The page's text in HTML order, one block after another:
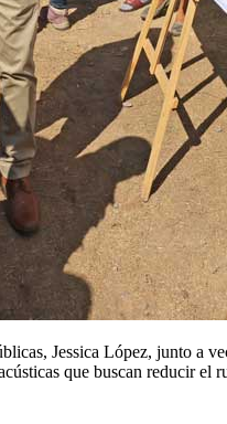
Jessica López, junto a
que buscan reducir